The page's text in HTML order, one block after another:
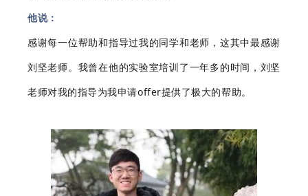
他说：
感谢每一位帮助和指导过我的同学和老师，这其中最感谢
刘坚老师。我曾在他的实验室培训了一年多的时间，刘坚
老师对我的指导为我申请offer提供了极大的帮助。